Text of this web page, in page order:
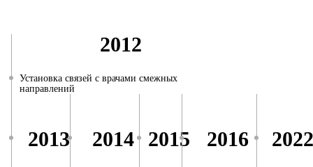
2012
Установка связей с врачами смежных
направлений
2013 2014 2015 2016 2022